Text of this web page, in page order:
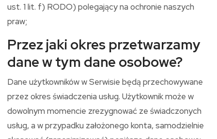
ust. 1 lit. f) RODO) polegający na ochronie naszych
praw;
Przez jaki okres przetwarzamy
dane w tym dane osobowe?
Dane użytkowników w Serwisie będą przechowywane
przez okres świadczenia usług. Użytkownik może w
dowolnym momencie zrezygnować ze świadczonych
usług, a w przypadku założonego konta, samodzielnie